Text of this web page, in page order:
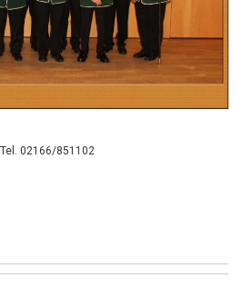
02166/851102